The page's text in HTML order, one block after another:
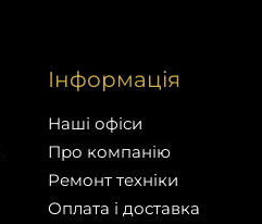
Інформація
Наші офіси
Про компанію
Ремонт техніки
Оплата і доставка